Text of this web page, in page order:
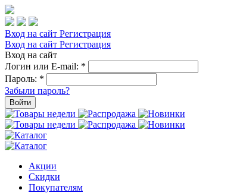
Вход на сайт Регистрация
Вход на сайт Регистрация
Вход на сайт
Логин или E-mail: *
Пароль: *
Забыли пароль?
Войти
Акции
Скидки
Покупателям